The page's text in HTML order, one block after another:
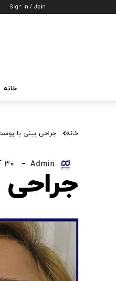
Sign in / Join
خانه
خانه جراحی بینی با
Admin ۳۰ آذر ۱۴۰۳